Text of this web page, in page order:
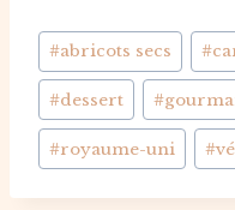
Étiquettes
de
la
publication :
#abricots secs #
#dessert #
#royaume-uni #